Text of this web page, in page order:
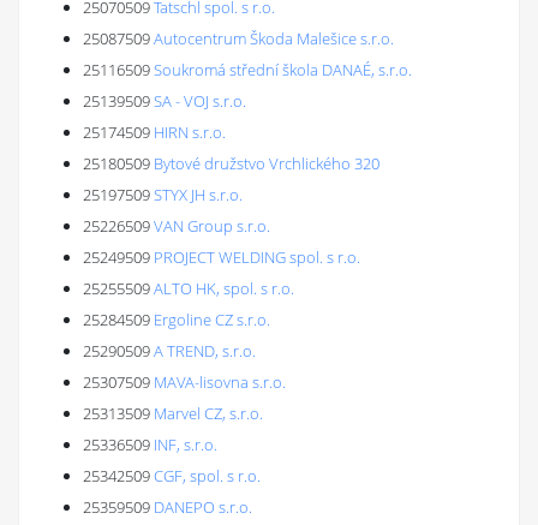
25070509Tatschl spol. s r.o.
25087509Autocentrum Škoda Malešice s.r.o.
25116509Soukromá střední škola DANAÉ, s.r.o.
25139509SA - VOJ s.r.o.
25174509 HIRN s.r.o.
25180509 Bytové družstvo Vrchlického 320
25197509STYX JH s.r.o.
25226509VAN Group s.r.o.
25249509 PROJECT WELDING spol. s r.o.
25255509ALTO HK, spol. s r.o.
25284509 Ergoline CZ s.r.o.
25290509A TREND, s.r.o.
25307509 MAVA-lisovna s.r.o.
25313509 Marvel CZ, s.r.o.
25336509 INF, s.r.o.
25342509CGF, spol. s r.o.
25359509 DANEPO s.r.o.